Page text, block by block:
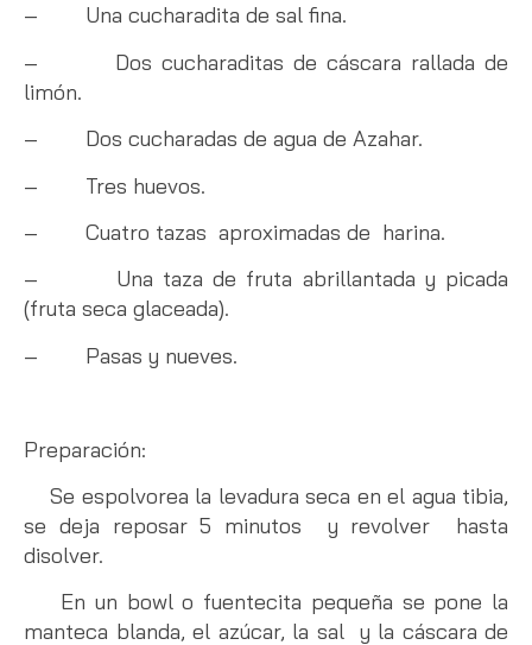
– Una cucharadita de sal fina.
– Dos cucharaditas de cáscara rallada de
limón.
– Dos cucharadas de agua de Azahar.
– Tres huevos.
– Cuatro tazas aproximadas de harina.
– Una taza de fruta abrillantada y picada
(fruta seca glaceada).
– Pasas y nueves.
Preparación:
Se espolvorea la levadura seca en el agua tibia,
se deja reposar 5 minutos y revolver hasta
disolver.
En un bowl o fuentecita pequeña se pone la
manteca blanda, el azúcar, la sal y la cáscara de